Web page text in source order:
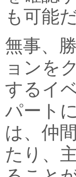
も可能だ
無事、
ョンを
するイ
パート
は、仲
たり、